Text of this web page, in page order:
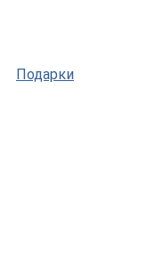
Подарки